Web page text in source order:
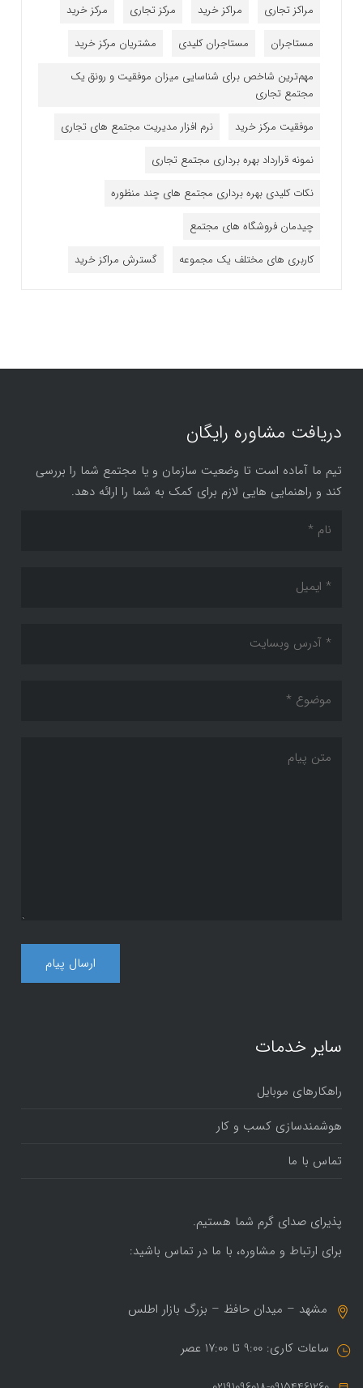
مراکز تجاری
مراکز خرید مرکز تجاری
مرکز خرید
مستاجران
مستاجران کلیدی
مشتریان مرکز خرید
مهم‌ترین شاخص برای شناسایی میزان موفقیت و رونق یک
مجتمع تجاری
موفقیت مرکز خرید
نرم افزار مدیریت مجتمع های تجاری
نمونه قرارداد بهره برداری مجتمع تجاری
نکات کلیدی بهره برداری مجتمع های چند منظوره
چیدمان فروشگاه های مجتمع
کاربری های مختلف یک مجموعه
گسترش مراکز خرید
دریافت مشاوره رایگان
تیم ما آماده است تا وضعیت سازمان و یا مجتمع شما را بررسی
کند و راهنمایی هایی لازم برای کمک به شما را ارائه دهد.
سایر خدمات
راهکارهای موبایل
هوشمندسازی کسب و کار
تماس با ما
پذیرای صدای گرم شما هستیم.
برای ارتباط و مشاوره، با ما در تماس باشید:
مشهد – میدان حافظ – بزرگ بازار اطلس
ساعات کاری: 9:00 تا 17:00 عصر